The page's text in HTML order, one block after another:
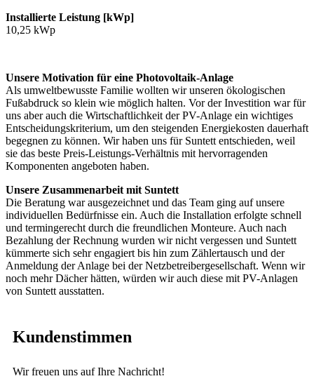
Installierte Leistung [kWp]
10,25 kWp
Unsere Motivation für eine Photovoltaik-Anlage
Als umweltbewusste Familie wollten wir unseren ökologischen
Fußabdruck so klein wie möglich halten. Vor der Investition war für
uns aber auch die Wirtschaftlichkeit der PV-Anlage ein wichtiges
Entscheidungskriterium, um den steigenden Energiekosten dauerhaft
begegnen zu können. Wir haben uns für Suntett entschieden, weil
sie das beste Preis-Leistungs-Verhältnis mit hervorragenden
Komponenten angeboten haben.
Unsere Zusammenarbeit mit Suntett
Die Beratung war ausgezeichnet und das Team ging auf unsere
individuellen Bedürfnisse ein. Auch die Installation erfolgte schnell
und termingerecht durch die freundlichen Monteure. Auch nach
Bezahlung der Rechnung wurden wir nicht vergessen und Suntett
kümmerte sich sehr engagiert bis hin zum Zählertausch und der
Anmeldung der Anlage bei der Netzbetreibergesellschaft. Wenn wir
noch mehr Dächer hätten, würden wir auch diese mit PV-Anlagen
von Suntett ausstatten.
Kundenstimmen
Wir freuen uns auf Ihre Nachricht!